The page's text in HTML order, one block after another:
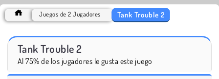
Juegos de 2 Jugadores Tank Trouble 2
Tank Trouble 2
Al 75% de los jugadores le gusta este juego